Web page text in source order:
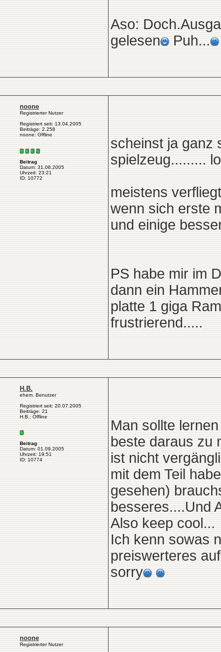
Aso:
gelesen
Puh...
noone
Registrierter Nutzer
Registriert seit: 13.04.2005
Beiträge: 2.258
noone: Offline
Beitrag
Datum: 31.08.2005
Uhrzeit: 23:21
ID: 10772
scheinst ja ganz
spielzeug.........
meistens
wenn sich erste
und einige
PS habe mir im
dann ein
platte 1 giga
frustrierend.....
H.B.
ehem. Benutzer
Registriert seit: 20.07.2005
Beiträge: 21
H.B.: Offline
Beitrag
Datum: 01.09.2005
Uhrzeit: 19:51
ID: 10774
Man sollte
beste daraus zu
ist nicht
mit dem Teil
gesehen)
besseres....Und
Also keep cool...
Ich kenn sowas
preiswerteres
sorry
noone
Registrierter Nutzer